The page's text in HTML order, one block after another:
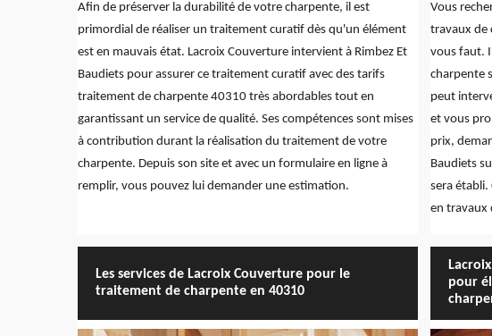
Afin de préserver la durabilité de votre charpente, il est
primordial de réaliser un traitement curatif dès qu'un élément
est en mauvais état. Lacroix Couverture intervient à Rimbez Et
Baudiets pour assurer ce traitement curatif avec des tarifs
traitement de charpente 40310 très abordables tout en
garantissant un service de qualité. Ses compétences sont mises
à contribution durant la réalisation du traitement de votre
charpente. Depuis son site et avec un formulaire en ligne à
remplir, vous pouvez lui demander une estimation.
Vous
travaux de
vous faut.
charpente
peut
et vous
prix,
Baudiets
sera
en travaux
Les services de Lacroix Couverture pour le
traitement de charpente en 40310
pour